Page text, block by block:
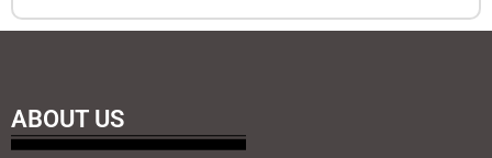
ABOUT US